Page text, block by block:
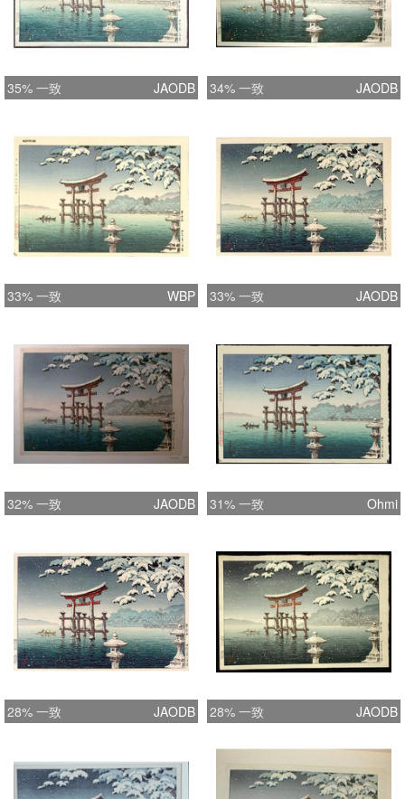
35% 一致 JAODB 34% 一致 JAODB
33% 一致 WBP 33% 一致 JAODB
32% 一致 JAODB 31% 一致 Ohmi
28% 一致 JAODB 28% 一致 JAODB